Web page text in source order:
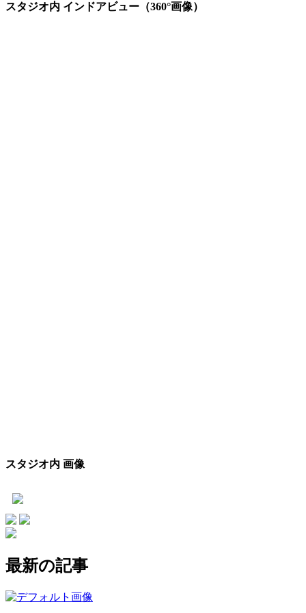
スタジオ内 インドアビュー（360°画像）
スタジオ内 画像
最新の記事